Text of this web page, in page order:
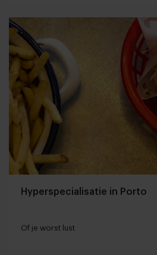
Hyperspecialisatie in Porto
Of je worst lust